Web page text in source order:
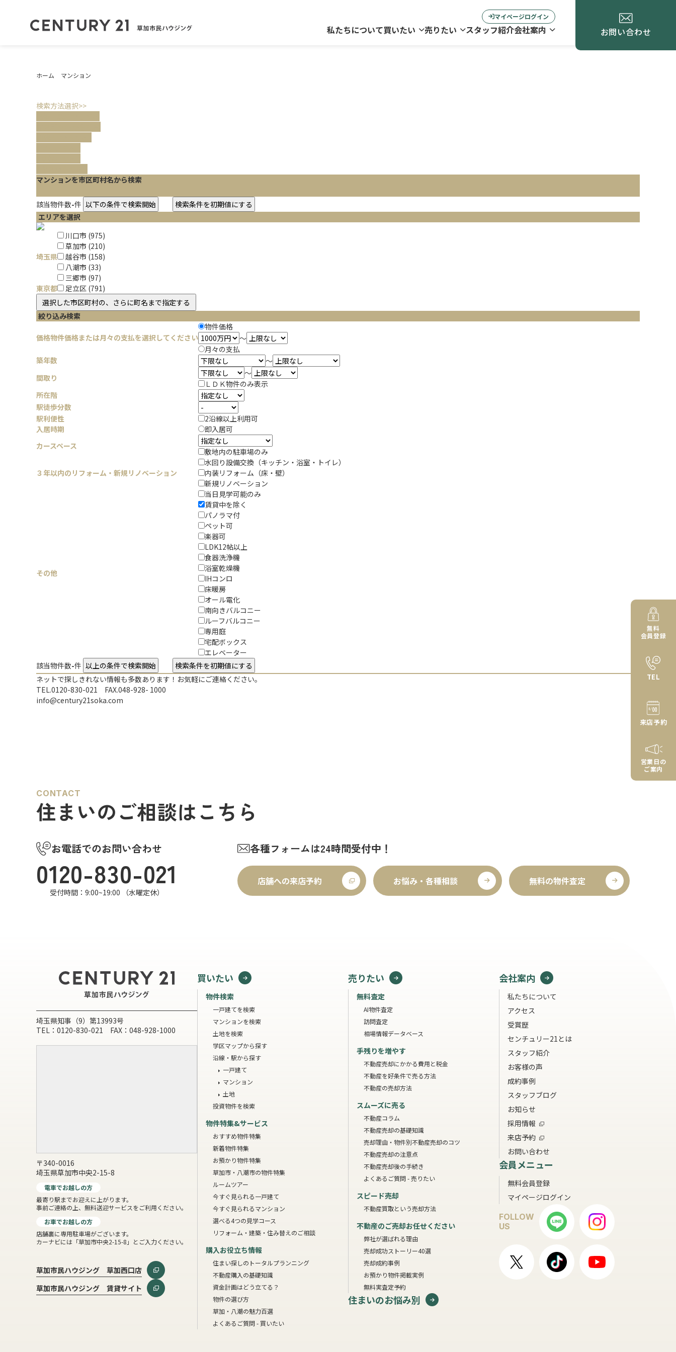
マイページログイン
私たちについて買いたい 売りたい スタッフ紹介会社案内 お問い合わせ
ホーム マンション
検索方法選択>>
マンションを市区町村名から検索
該当物件数-件
エリアを選択
埼玉県
川口市 (975)
草加市 (210)
越谷市 (158)
八潮市 (33)
三郷市 (97)
東京都
足立区 (791)
絞り込み検索
価格物件価格または月々の支払を選択してください
物件価格
～
月々の支払
築年数
～
間取り
～
ＬＤＫ物件のみ表示
所在階
駅徒歩分数
駅利便性
2沿線以上利用可
入居時期
即入居可
カースペース
敷地内の駐車場のみ
３年以内のリフォーム・新規リノベーション
水回り設備交換（キッチン・浴室・トイレ）
内装リフォーム（床・壁）
新規リノベーション
その他
当日見学可能のみ
賃貸中を除く
パノラマ付
ペット可
楽器可
LDK12帖以上
食器洗浄機
浴室乾燥機
IHコンロ
床暖房
オール電化
南向きバルコニー
ルーフバルコニー
専用庭
宅配ボックス
エレベーター
該当物件数-件
ネットで探しきれない情報も多数あります！お気軽にご連絡ください。
TEL.0120-830-021 FAX.048-928- 1000
info@century21soka.com
CONTACT
住まいのご相談はこちら
お電話でのお問い合わせ
0120-830-021
受付時間：9:00~19:00 （水曜定休）
各種フォームは24時間受付中！
店舗への来店予約 お悩み・各種相談 無料の物件査定
埼玉県知事（9）第13993号
TEL：0120-830-021 FAX：048-928-1000
〒340-0016
埼玉県草加市中央2-15-8
電車でお越しの方
最寄り駅までお迎えに上がります。
事前ご連絡の上、無料送迎サービスをご利用ください。
お車でお越しの方
店舗裏に専用駐車場がございます。
カーナビには「草加市中央2-15-8」とご入力ください。
草加市民ハウジング 草加西口店
草加市民ハウジング 賃貸サイト
買いたい
物件検索
一戸建てを検索
マンションを検索
土地を検索
学区マップから探す
沿線・駅から探す
一戸建て
マンション
土地
投資物件を検索
物件特集&サービス
おすすめ物件特集
新着物件特集
お預かり物件特集
草加市・八潮市の物件特集
ルームツアー
今すぐ見られる一戸建て
今すぐ見られるマンション
選べる4つの見学コース
リフォーム・建築・住み替えのご相談
購入お役立ち情報
住まい探しのトータルプランニング
不動産購入の基礎知識
資金計画はどう立てる？
物件の選び方
草加・八潮の魅力百選
よくあるご質問 - 買いたい
売りたい
無料査定
AI物件査定
訪問査定
相場情報データベース
手残りを増やす
不動産売却にかかる費用と税金
不動産を好条件で売る方法
不動産の売却方法
スムーズに売る
不動産コラム
不動産売却の基礎知識
売却理由・物件別不動産売却のコツ
不動産売却の注意点
不動産売却後の手続き
よくあるご質問 - 売りたい
スピード売却
不動産買取という売却方法
不動産のご売却お任せください
弊社が選ばれる理由
売却成功ストーリー40選
売却成約事例
お預かり物件掲載実例
無料実査定予約
住まいのお悩み別
会社案内
私たちについて
アクセス
受賞歴
センチュリー21とは
スタッフ紹介
お客様の声
成約事例
スタッフブログ
お知らせ
採用情報
来店予約
お問い合わせ
会員メニュー
無料会員登録
マイページログイン
FOLLOW
US
無料
会員登録
TEL
来店予約
営業日の
ご案内